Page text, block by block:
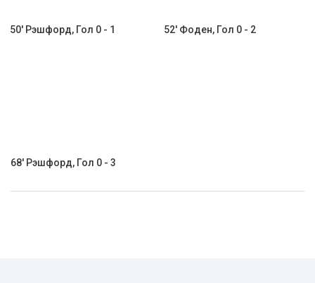
50' Рэшфорд, Гол 0 - 1 52' Фоден, Гол 0 - 2
68' Рэшфорд, Гол 0 - 3